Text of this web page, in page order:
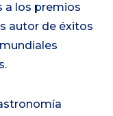
a los premios
autor de éxitos